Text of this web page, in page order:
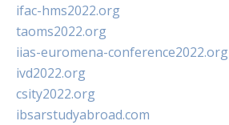
ifac-hms2022.org
taoms2022.org
iias-euromena-conference2022.org
ivd2022.org
csity2022.org
ibsarstudyabroad.com